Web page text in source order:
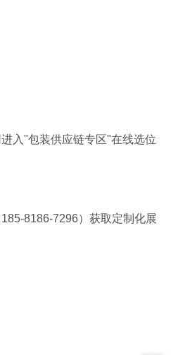
入"包装供应链专区"在线选位
8186-7296）获取定制化展